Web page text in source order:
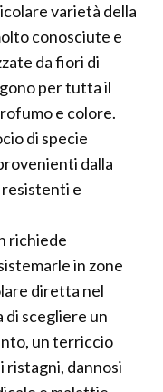
varietà della
conosciute e
da fiori di
per tutta il
e colore.
di specie
dalla
e
richiede
in zone
diretta nel
di scegliere un
un terriccio
dannosi